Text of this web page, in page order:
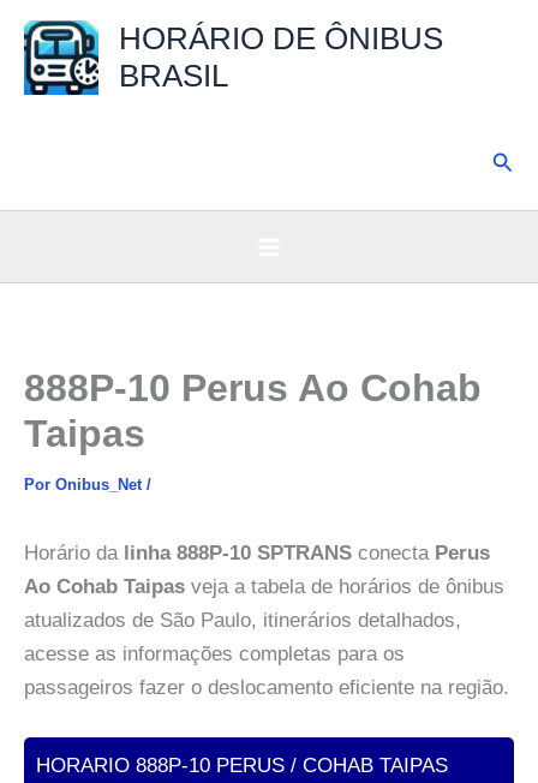
para
HORÁRIO DE ÔNIBUS
BRASIL
888P-10 Perus Ao Cohab
Taipas
Por Onibus_Net /
Horário da linha 888P-10 SPTRANS conecta Perus
Ao Cohab Taipas veja a tabela de horários de ônibus
atualizados de São Paulo, itinerários detalhados,
acesse as informações completas para os
passageiros fazer o deslocamento eficiente na região.
HORARIO 888P-10 PERUS / COHAB TAIPAS